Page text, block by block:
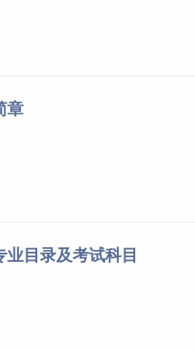
章
目录及考试科目